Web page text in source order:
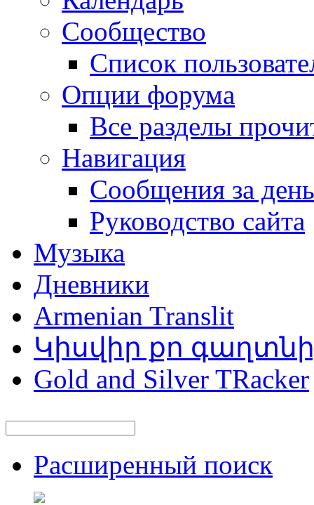
Сообщество
Список
Опции форума
Все разделы
Навигация
Сообщения за день
Руководство сайта
Музыка
Дневники
Armenian Translit
Կիսվիր քո
Gold and Silver TRacker
Расширенный поиск